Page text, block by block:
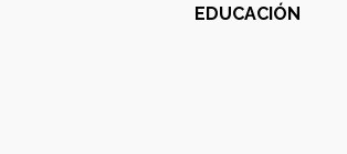
EDUCACIÓN